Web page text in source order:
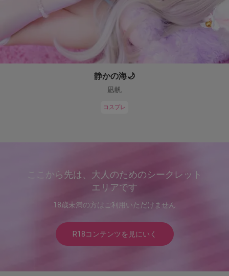
静かの海🌙
凪帆
コスプレ
ここから先は、大人のためのシークレット
エリアです
18歳未満の方はご利用いただけません
R18コンテンツを見にいく